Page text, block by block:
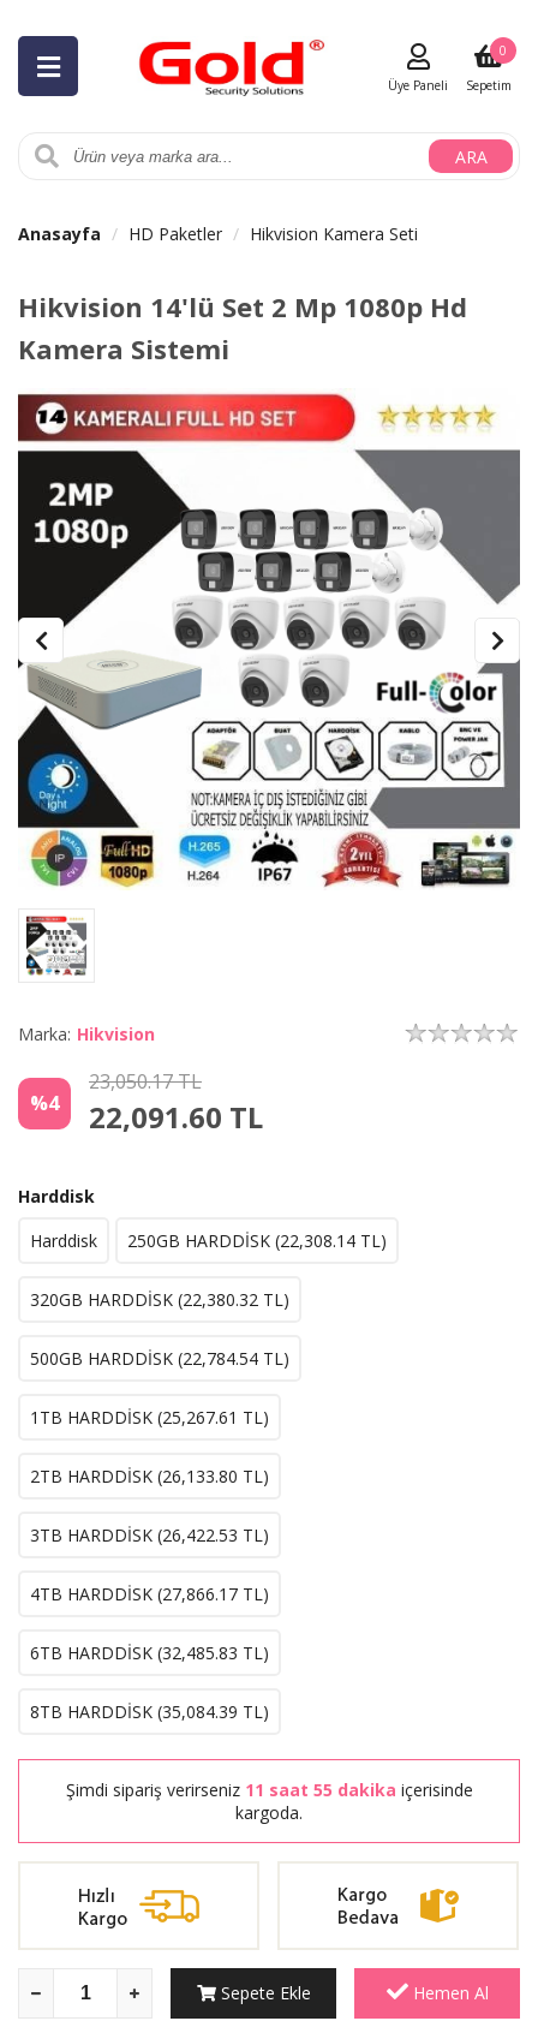
ARA
Üye Paneli Sepetim
0
Anasayfa HD Paketler Hikvision Kamera Seti
Hikvision 14'lü Set 2 Mp 1080p Hd
Kamera Sistemi
Marka: Hikvision
%4
23,050.17 TL
22,091.60 TL
Harddisk
Harddisk
250GB HARDDİSK (22,308.14 TL)
320GB HARDDİSK (22,380.32 TL)
500GB HARDDİSK (22,784.54 TL)
1TB HARDDİSK (25,267.61 TL)
2TB HARDDİSK (26,133.80 TL)
3TB HARDDİSK (26,422.53 TL)
4TB HARDDİSK (27,866.17 TL)
6TB HARDDİSK (32,485.83 TL)
8TB HARDDİSK (35,084.39 TL)
Şimdi sipariş verirseniz 11 saat 55 dakika içerisinde
kargoda.
Sepete Ekle Hemen Al